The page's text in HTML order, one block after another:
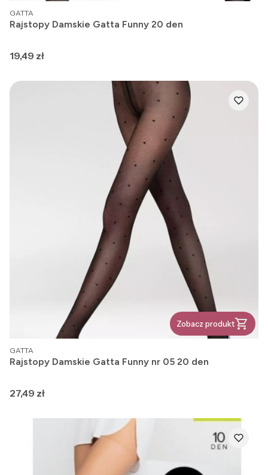
PRODUCENT
GATTA
Rajstopy Damskie Gatta Funny 20 den
Cena
19,49 zł
Zobacz produkt
PRODUCENT
GATTA
Rajstopy Damskie Gatta Funny nr 05 20 den
Cena
27,49 zł